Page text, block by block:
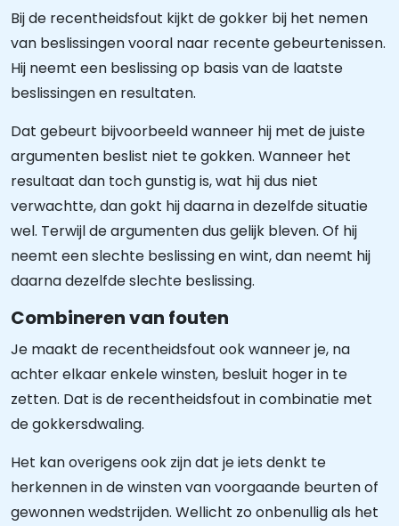
Bij de recentheidsfout kijkt de gokker bij het nemen
van beslissingen vooral naar recente gebeurtenissen.
Hij neemt een beslissing op basis van de laatste
beslissingen en resultaten.
Dat gebeurt bijvoorbeeld wanneer hij met de juiste
argumenten beslist niet te gokken. Wanneer het
resultaat dan toch gunstig is, wat hij dus niet
verwachtte, dan gokt hij daarna in dezelfde situatie
wel. Terwijl de argumenten dus gelijk bleven. Of hij
neemt een slechte beslissing en wint, dan neemt hij
daarna dezelfde slechte beslissing.
Combineren van fouten
Je maakt de recentheidsfout ook wanneer je, na
achter elkaar enkele winsten, besluit hoger in te
zetten. Dat is de recentheidsfout in combinatie met
de gokkersdwaling.
Het kan overigens ook zijn dat je iets denkt te
herkennen in de winsten van voorgaande beurten of
gewonnen wedstrijden. Wellicht zo onbenullig als het